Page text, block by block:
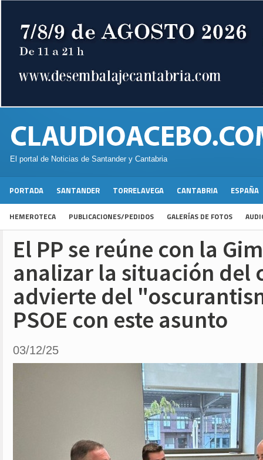
El portal de Noticias de Santander y Cantabria
PORTADA SANTANDER TORRELAVEGA CANTABRIA ESPAÑA
HEMEROTECA PUBLICACIONES/PEDIDOS GALERÍAS DE FOTOS
El PP se reúne con la
analizar la situación del
advierte del
PSOE con este asunto
03/12/25